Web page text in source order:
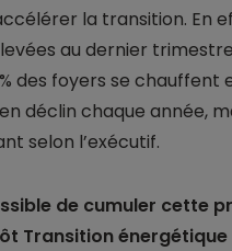
la transition. En
au dernier
% des foyers se chauffent
déclin chaque année,
selon l’exécutif.
de cumuler cette
Transition énergétique